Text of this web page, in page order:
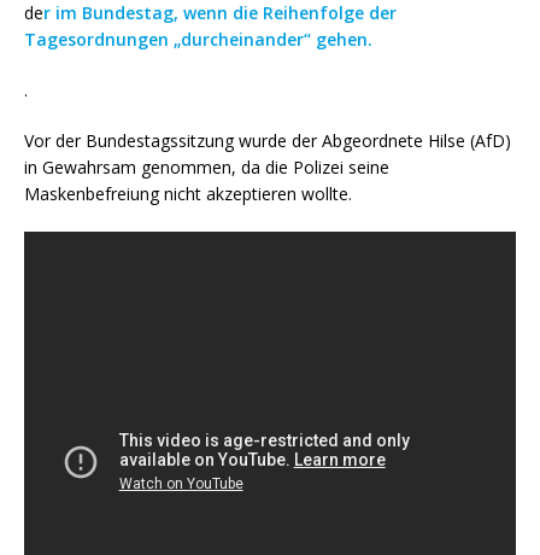
der im Bundestag, wenn die Reihenfolge der
Tagesordnungen „durcheinander“ gehen.
.
Vor der Bundestagssitzung wurde der Abgeordnete Hilse (AfD)
in Gewahrsam genommen, da die Polizei seine
Maskenbefreiung nicht akzeptieren wollte.